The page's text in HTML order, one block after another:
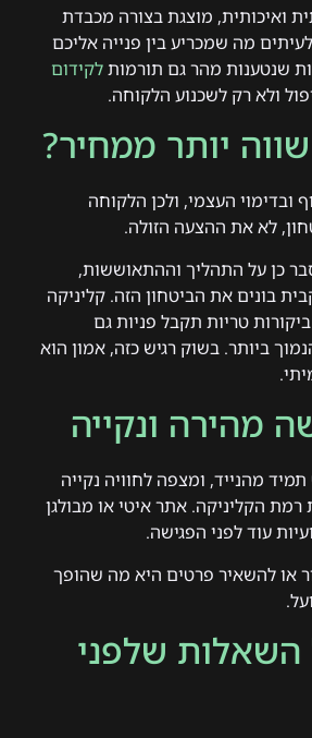
ואיכותית, מוצגת בצורה מכבדת
מה שמכריע בין פנייה אליכם
שנטענות מהר גם תורמותלקידום
ולא רק לשכנוע הלקוחה.
יותר ממחיר?
ובדימוי העצמי, ולכן הלקוחה
לא את ההצעה הזולה.
כן על התהליך וההתאוששות,
בונים את הביטחון הזה. קליניקה
טריות תקבל פניות גם
ביותר. בשוק רגיש כזה, אמון הוא
מהירה ונקייה
מהנייד, ומצפה לחוויה נקייה
הקליניקה. אתר איטי או מבולגן
עוד לפני הפגישה.
או להשאיר פרטים היא מה שהופך
השאלות שלפני